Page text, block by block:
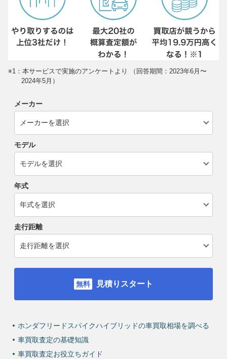
※1：本サービスで実施のアンケートより （回答期間：2023年6月〜
2024年5月）
メーカー
モデル
年式
走行距離
見積りスタート
ホンダフリードスパイクハイブリッドの車買取相場を調べる
車買取査定の基礎知識
車買取査定お役立ちガイド